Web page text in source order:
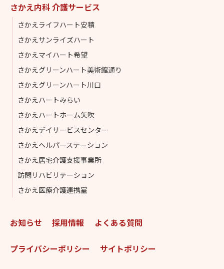
さかえ内科 介護サービス
さかえライフハート安積
さかえサンライズハート
さかえマイハート希望
さかえグリーンハート美術館通り
さかえグリーンハート川口
さかえハートみらい
さかえハートホーム矢吹
さかえデイサービスセンター
さかえヘルパーステーション
さかえ居宅介護支援事業所
訪問リハビリテーション
さかえ医療介護連携室
お知らせ 採用情報 よくある質問
プライバシーポリシー サイトポリシー